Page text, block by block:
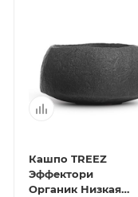
Кашпо TREEZ
Эффектори
Органик Низкая